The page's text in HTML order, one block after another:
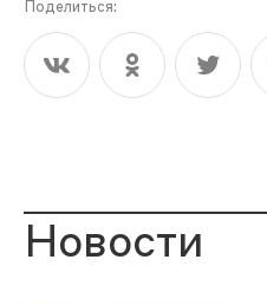
Поделиться:
Новости